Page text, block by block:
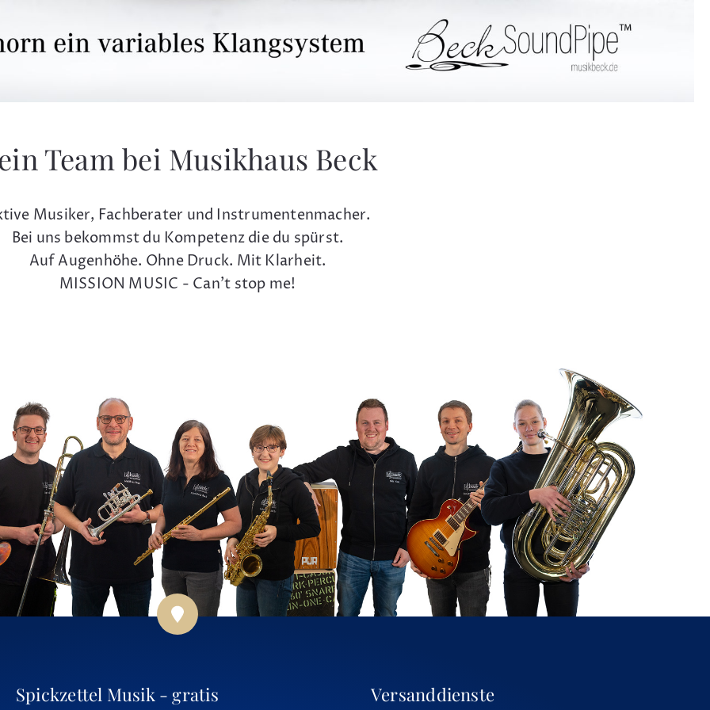
Team bei Musikhaus Beck
Musiker, Fachberater und Instrumentenmacher.
Bei uns bekommst du Kompetenz die du spürst.
Auf Augenhöhe. Ohne Druck. Mit Klarheit.
MISSION MUSIC - Can't stop me!
Spickzettel Musik - gratis Versanddienste